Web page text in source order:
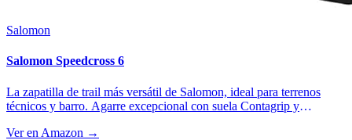
Salomon
Salomon Speedcross 6
La zapatilla de trail más versátil de Salomon, ideal para terrenos
técnicos y barro. Agarre excepcional con suela Contagrip y
Ver en Amazon →